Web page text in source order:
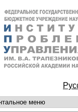
Перейти к основному
содержанию
меню